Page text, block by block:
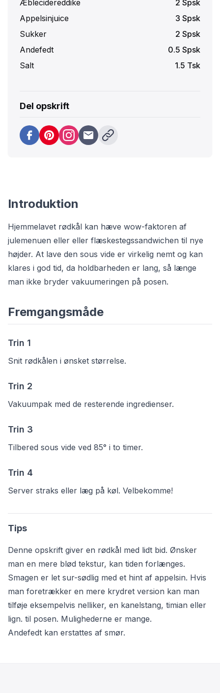
Æblecidereddike
2 Spsk
Appelsinjuice
3 Spsk
Sukker
2 Spsk
Andefedt
0.5 Spsk
Salt
1.5 Tsk
Del opskrift
Introduktion
Hjemmelavet rødkål kan hæve wow-faktoren af
julemenuen eller eller flæskestegssandwichen til nye
højder. At lave den sous vide er virkelig nemt og kan
klares i god tid, da holdbarheden er lang, så længe
man ikke bryder vakuumeringen på posen.
Fremgangsmåde
Trin 1
Snit rødkålen i ønsket størrelse.
Trin 2
Vakuumpak med de resterende ingredienser.
Trin 3
Tilbered sous vide ved 85° i to timer.
Trin 4
Server straks eller læg på køl. Velbekomme!
Tips
Denne opskrift giver en rødkål med lidt bid. Ønsker
man en mere blød tekstur, kan tiden forlænges.
Smagen er let sur-sødlig med et hint af appelsin. Hvis
man foretrækker en mere krydret version kan man
tilføje eksempelvis nelliker, en kanelstang, timian eller
lign. til posen. Mulighederne er mange.
Andefedt kan erstattes af smør.